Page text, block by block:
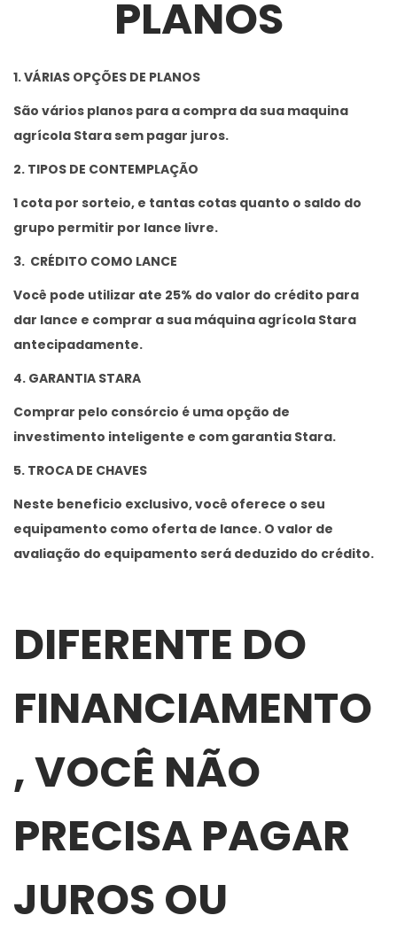
PLANOS
1. VÁRIAS OPÇÕES DE PLANOS
São vários planos para a compra da sua maquina
agrícola Stara sem pagar juros.
2. TIPOS DE CONTEMPLAÇÃO
1 cota por sorteio, e tantas cotas quanto o saldo do
grupo permitir por lance livre.
3. CRÉDITO COMO LANCE
Você pode utilizar ate 25% do valor do crédito para
dar lance e comprar a sua máquina agrícola Stara
antecipadamente.
4. GARANTIA STARA
Comprar pelo consórcio é uma opção de
investimento inteligente e com garantia Stara.
5. TROCA DE CHAVES
Neste beneficio exclusivo, você oferece o seu
equipamento como oferta de lance. O valor de
avaliação do equipamento será deduzido do crédito.
DIFERENTE DO
FINANCIAMENTO
, VOCÊ NÃO
PRECISA PAGAR
JUROS OU